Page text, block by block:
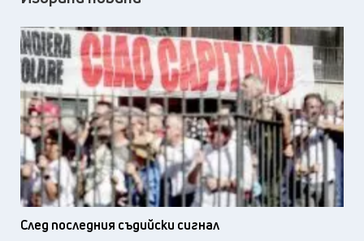
След последния съдийски сигнал